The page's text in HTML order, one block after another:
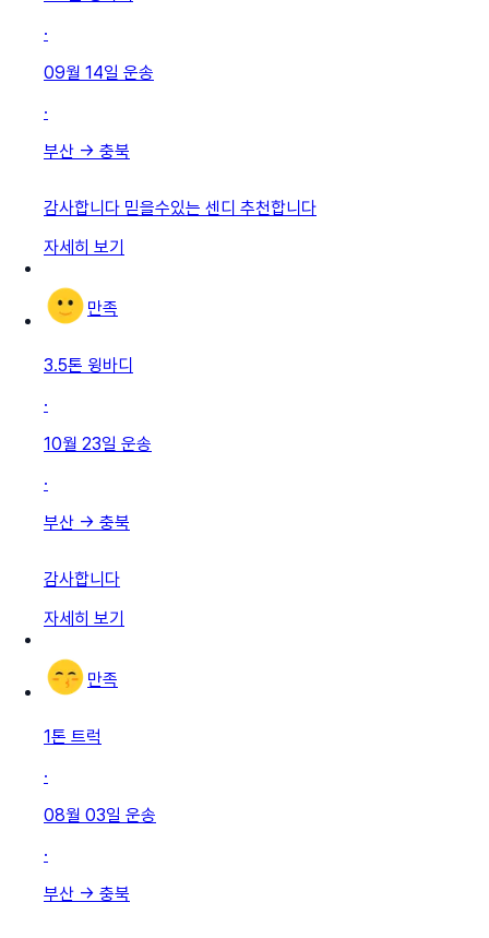
·
09월 14일 운송
·
부산 → 충북
감사합니다 믿을수있는 센디 추천합니다
자세히 보기
만족
3.5톤 윙바디
·
10월 23일 운송
·
부산 → 충북
감사합니다
자세히 보기
만족
1톤 트럭
·
08월 03일 운송
·
부산 → 충북